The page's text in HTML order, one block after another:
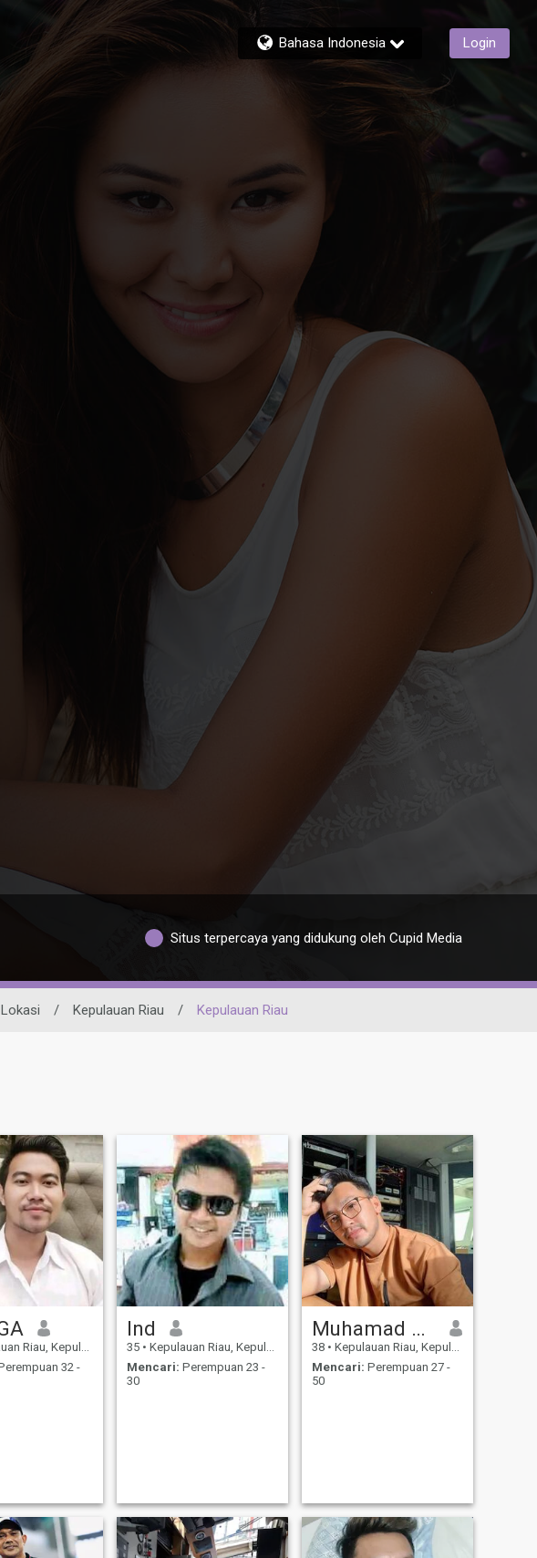
Bahasa Indonesia Login
Situs terpercaya yang didukung oleh Cupid Media
Lokasi / Kepulauan Riau / Kepulauan Riau
Kepulauan Riau, Indonesia
32 -
Ind
35 • Kepulauan Riau, Kepulauan Riau, Indonesia
Mencari: Perempuan 23 -
30
Muhamad Fauzan
38 • Kepulauan Riau, Kepulauan Riau, Indonesia
Mencari: Perempuan 27 -
50